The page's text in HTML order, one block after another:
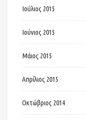
Ιούλιος 2015
Ιούνιος 2015
Μάιος 2015
Απρίλιος 2015
Οκτώβριος 2014